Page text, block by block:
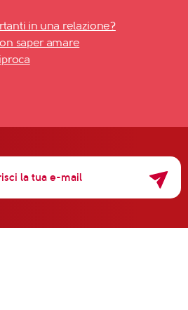
in una relazione?
saper amare